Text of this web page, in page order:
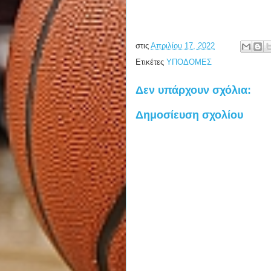
στις Απριλίου 17, 2022
Ετικέτες ΥΠΟΔΟΜΕΣ
Δεν υπάρχουν σχόλια:
Δημοσίευση σχολίου